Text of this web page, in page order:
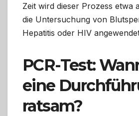
Zeit wird dieser Prozess etwa
die Untersuchung von
Hepatitis oder HIV
PCR-Test:
eine
ratsam?